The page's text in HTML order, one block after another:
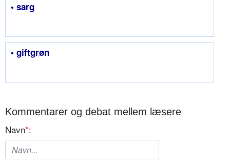
• sarg
• giftgrøn
Kommentarer og debat mellem læsere
Navn*: